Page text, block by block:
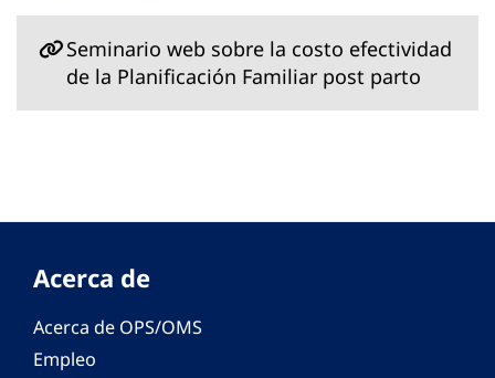
Seminario web sobre la costo efectividad
de la Planificación Familiar post parto
Acerca de
Acerca de OPS/OMS
Empleo